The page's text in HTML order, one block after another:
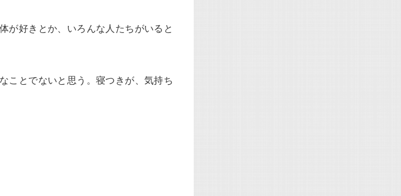
が好きとか、いろんな人たちがいると
ことでないと思う。寝つきが、気持ち